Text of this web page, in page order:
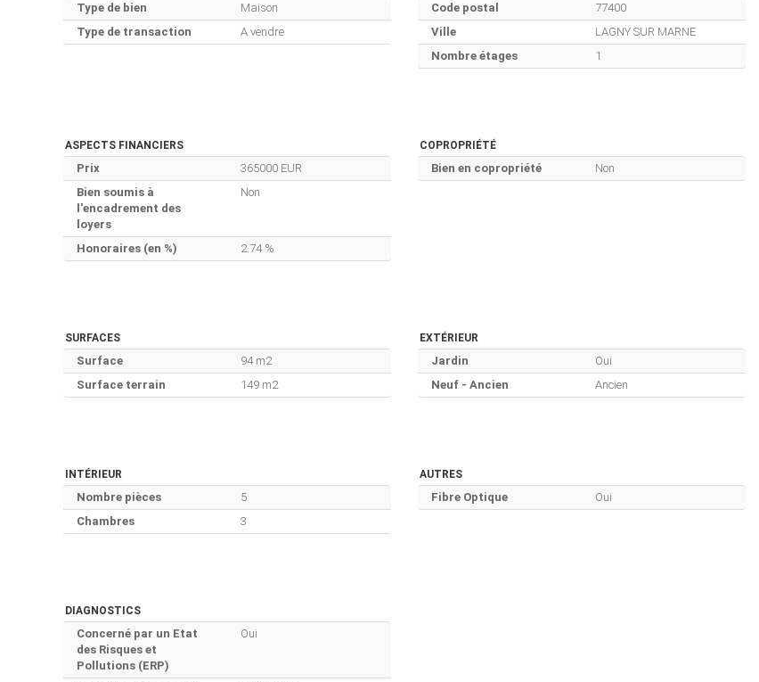
Type de bien
Maison
Type de transaction
A vendre
Code postal
77400
Ville
LAGNY SUR MARNE
Nombre étages
1
ASPECTS FINANCIERS
Prix
365000 EUR
Bien soumis à
l'encadrement des
loyers
Non
Honoraires (en %) 2.74 %
COPROPRIÉTÉ
Bien en copropriété Non
SURFACES
Surface
94 m2
Surface terrain
149 m2
EXTÉRIEUR
Jardin
Oui
Neuf - Ancien
Ancien
INTÉRIEUR
Nombre pièces
5
Chambres
3
AUTRES
Fibre Optique Oui
DIAGNOSTICS
Concerné par un Etat
des Risques et
Pollutions (ERP)
Oui